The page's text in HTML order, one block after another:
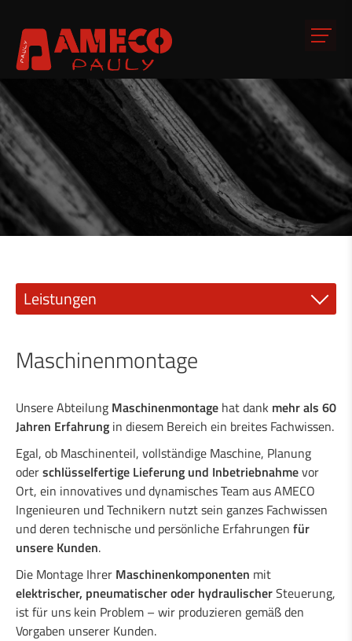
Leistungen
Dreh & Fräsarbeiten
Beschichtungen
Maschinenmontage
Industrielle Schweißarbeiten
Leistungen für die Industrie
Ingenieurbüro
Maschinenmontage
Unsere Abteilung Maschinenmontage hat dank mehr als 60
Jahren Erfahrung in diesem Bereich ein breites Fachwissen.
Egal, ob Maschinenteil, vollständige Maschine, Planung
oderschlüsselfertige Lieferung und Inbetriebnahmevor
Ort, ein innovatives und dynamisches Team aus AMECO
Ingenieuren und Technikern nutzt sein ganzes Fachwissen
und deren technische und persönliche Erfahrungen für
unsere Kunden.
Die Montage Ihrer Maschinenkomponenten mit
elektrischer, pneumatischer oder hydraulischerSteuerung,
ist für uns kein Problem – wir produzieren gemäß den
Vorgaben unserer Kunden.